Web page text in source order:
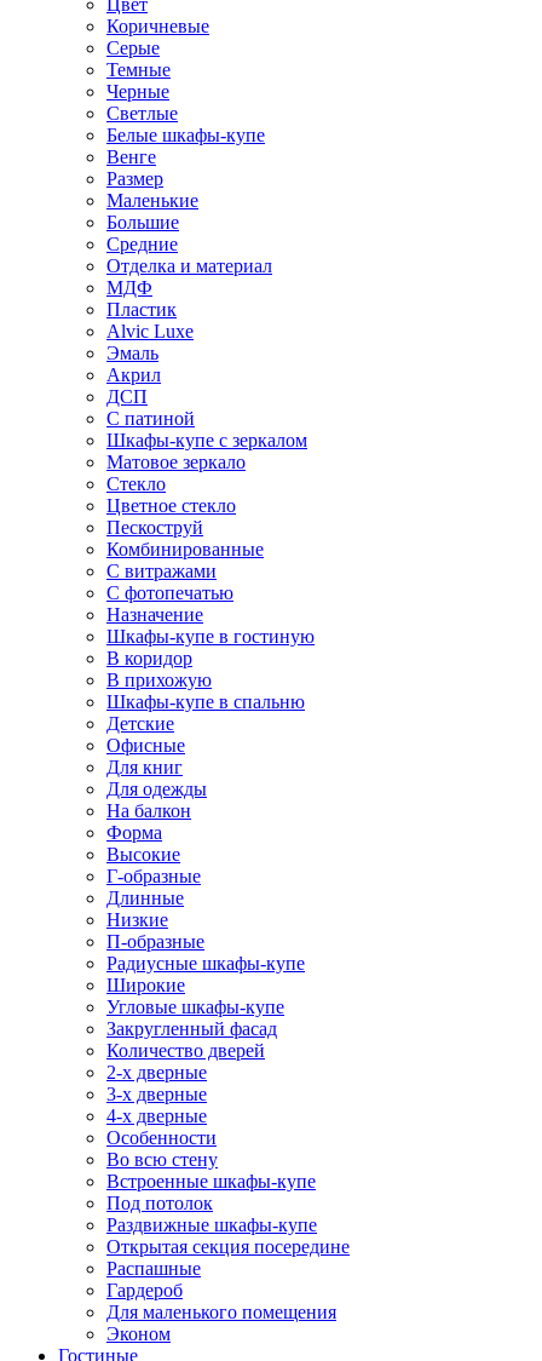
Цвет
Коричневые
Серые
Темные
Черные
Светлые
Белые шкафы-купе
Венге
Размер
Маленькие
Большие
Средние
Отделка и материал
МДФ
Пластик
Alvic Luxe
Эмаль
Акрил
ДСП
С патиной
Шкафы-купе с зеркалом
Матовое зеркало
Стекло
Цветное стекло
Пескоструй
Комбинированные
С витражами
С фотопечатью
Назначение
Шкафы-купе в гостиную
В коридор
В прихожую
Шкафы-купе в спальню
Детские
Офисные
Для книг
Для одежды
На балкон
Форма
Высокие
Г-образные
Длинные
Низкие
П-образные
Радиусные шкафы-купе
Широкие
Угловые шкафы-купе
Закругленный фасад
Количество дверей
2-х дверные
3-х дверные
4-х дверные
Особенности
Во всю стену
Встроенные шкафы-купе
Под потолок
Раздвижные шкафы-купе
Открытая секция посередине
Распашные
Гардероб
Для маленького помещения
Эконом
Гостиные